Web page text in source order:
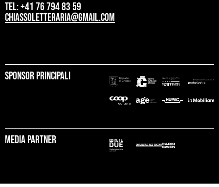
tel: +41 76 794 83 59
chiassoletteraria@gmail.com
Sponsor principali
Media partner